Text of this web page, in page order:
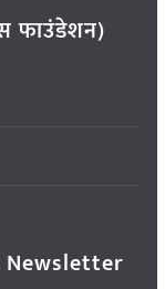
फाउंडेशन)
Newsletter